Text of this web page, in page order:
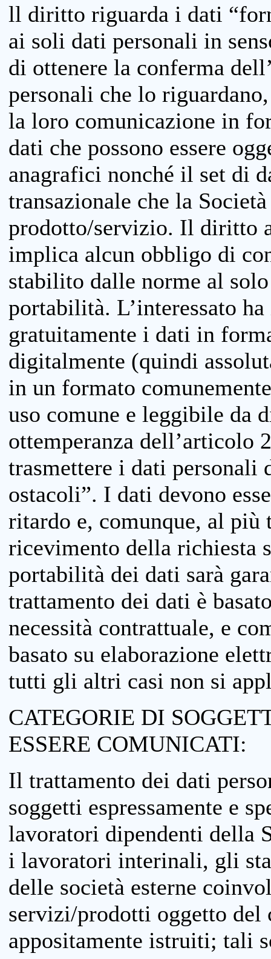
ll diritto riguarda i dati
ai soli dati personali in
di ottenere la conferma
personali che lo
la loro comunicazione in
dati che possono essere
anagrafici nonché il set di
transazionale che la
prodotto/servizio. Il diritto
implica alcun obbligo di
stabilito dalle norme al
portabilità. L’interessato
gratuitamente i dati in
digitalmente (quindi
in un formato
uso comune e leggibile da
ottemperanza dell’articolo
trasmettere i dati personali
ostacoli”. I dati devono
ritardo e, comunque, al più
ricevimento della richiesta
portabilità dei dati sarà
trattamento dei dati è
necessità contrattuale, e
basato su elaborazione
tutti gli altri casi non si
CATEGORIE DI
ESSERE COMUNICATI:
Il trattamento dei dati
soggetti espressamente e
lavoratori dipendenti della
i lavoratori interinali, gli
delle società esterne
servizi/prodotti oggetto
appositamente istruiti; tali